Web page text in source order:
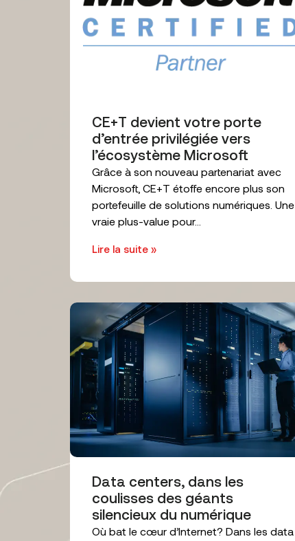
CE+T devient votre porte
d’entrée privilégiée vers
l’écosystème Microsoft
Grâce à son nouveau partenariat avec
Microsoft, CE+T étoffe encore plus son
portefeuille de solutions numériques. Une
vraie plus-value pour...
Lire la suite »
Data centers, dans les
coulisses des géants
silencieux du numérique
Où bat le cœur d’Internet? Dans les data